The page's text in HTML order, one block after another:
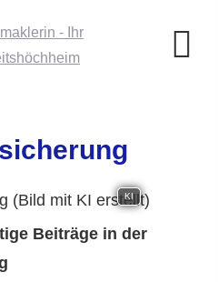
KI
Beiträge in der